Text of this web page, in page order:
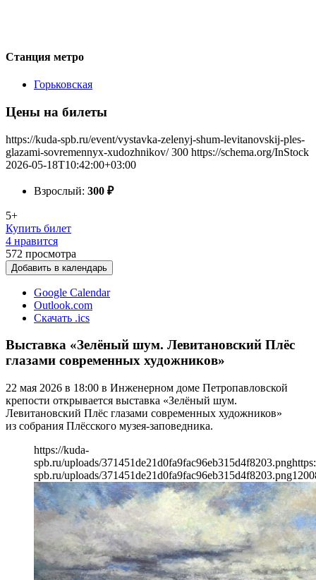
Станция метро
Горьковская
Цены на билеты
https://kuda-spb.ru/event/vystavka-zelenyj-shum-levitanovskij-ples-
glazami-sovremennyx-xudozhnikov/ 300 https://schema.org/InStock
2026-05-18T10:42:00+03:00
Взрослый: 300 ₽
5+
Купить билет
4 нравится
572 просмотра
Добавить в календарь
Google Calendar
Outlook.com
Скачать .ics
Выставка «Зелёный шум. Левитановский Плёс
глазами современных художников»
22 мая 2026 в 18:00 в Инженерном доме Петропавловской
крепости открывается выставка «Зелёный шум.
Левитановский Плёс глазами современных художников»
из собрания Плёсского музея-заповедника.
https://kuda-
spb.ru/uploads/371451de21d0fa9fac96eb315d4f8203.png
spb.ru/uploads/371451de21d0fa9fac96eb315d4f8203.png1200